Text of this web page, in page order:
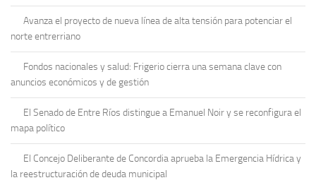
Avanza el proyecto de nueva línea de alta tensión para potenciar el
norte entrerriano
Fondos nacionales y salud: Frigerio cierra una semana clave con
anuncios económicos y de gestión
El Senado de Entre Ríos distingue a Emanuel Noir y se reconfigura el
mapa político
El Concejo Deliberante de Concordia aprueba la Emergencia Hídrica y
la reestructuración de deuda municipal